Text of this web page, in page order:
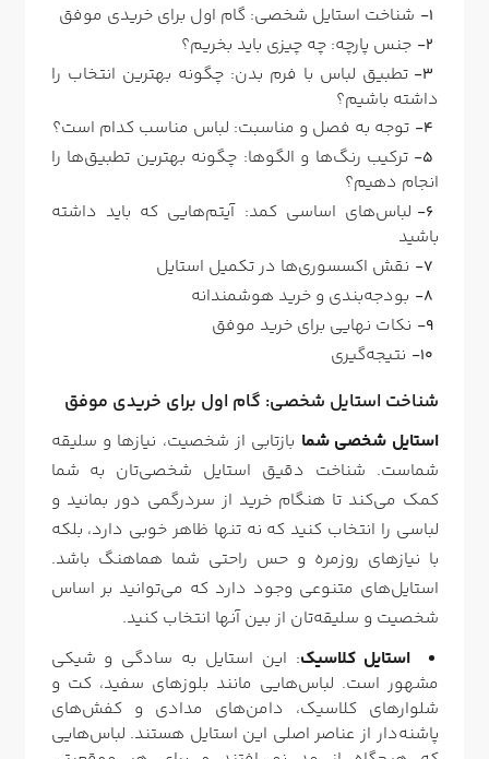
شناخت استایل شخصی: گام اول برای خریدی موفق
جنس پارچه: چه چیزی باید بخریم؟
تطبیق لباس با فرم بدن: چگونه بهترین انتخاب را
داشته باشیم؟
توجه به فصل و مناسبت: لباس مناسب کدام است؟
ترکیب رنگ‌ها و الگوها: چگونه بهترین تطبیق‌ها را
انجام دهیم؟
لباس‌های اساسی کمد: آیتم‌هایی که باید داشته
باشید
نقش اکسسوری‌ها در تکمیل استایل
بودجه‌بندی و خرید هوشمندانه
نکات نهایی برای خرید موفق
نتیجه‌گیری
شناخت استایل شخصی: گام اول برای خریدی موفق
استایل شخصی شما بازتابی از شخصیت، نیازها و سلیقه
شماست. شناخت دقیق استایل شخصی‌تان به شما
کمک می‌کند تا هنگام خرید از سردرگمی دور بمانید و
لباسی را انتخاب کنید که نه تنها ظاهر خوبی دارد، بلکه
با نیازهای روزمره و حس راحتی شما هماهنگ باشد.
استایل‌های متنوعی وجود دارد که می‌توانید بر اساس
شخصیت و سلیقه‌تان از بین آنها انتخاب کنید.
استایل کلاسیک: این استایل به سادگی و شیکی
مشهور است. لباس‌هایی مانند بلوزهای سفید، کت و
شلوارهای کلاسیک، دامن‌های مدادی و کفش‌های
پاشنه‌دار از عناصر اصلی این استایل هستند. لباس‌هایی